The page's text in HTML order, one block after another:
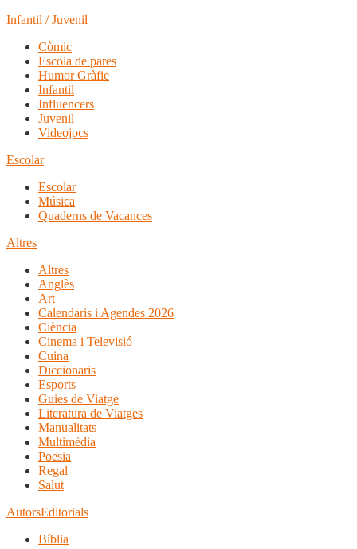
Infantil / Juvenil
Còmic
Escola de pares
Humor Gràfic
Infantil
Influencers
Juvenil
Videojocs
Escolar
Escolar
Música
Quaderns de Vacances
Altres
Altres
Anglès
Art
Calendaris i Agendes 2026
Ciència
Cinema i Televisió
Cuina
Diccionaris
Esports
Guies de Viatge
Literatura de Viatges
Manualitats
Multimèdia
Poesia
Regal
Salut
AutorsEditorials
Bíblia